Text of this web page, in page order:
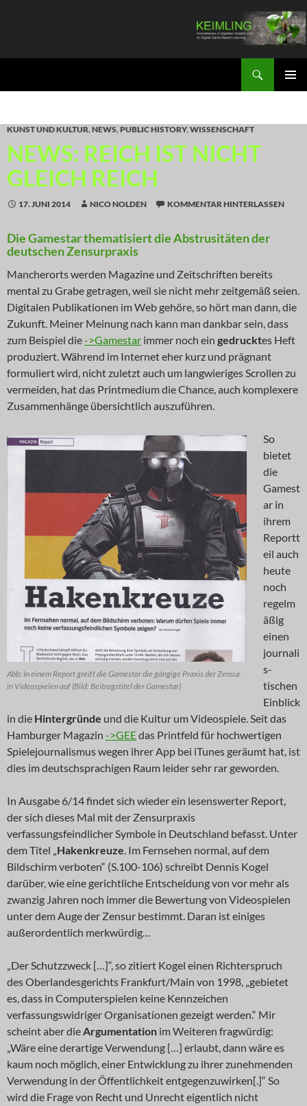
KUNST UND KULTUR,NEWS,PUBLIC HISTORY,WISSENSCHAFT
NEWS: REICH IST NICHT
GLEICH REICH
17. JUNI 2014 NICO NOLDEN KOMMENTAR HINTERLASSEN
Die Gamestar thematisiert die Abstrusitäten der
deutschen Zensurpraxis
Mancherorts werden Magazine und Zeitschriften bereits
mental zu Grabe getragen, weil sie nicht mehr zeitgemäß seien.
Digitalen Publikationen im Web gehöre, so hört man dann, die
Zukunft. Meiner Meinung nach kann man dankbar sein, dass
zum Beispiel die->Gamestar immer noch ein gedrucktes Heft
produziert. Während im Internet eher kurz und prägnant
formuliert wird, nicht zuletzt auch um langwieriges Scrollen zu
vermeiden, hat das Printmedium die Chance, auch komplexere
Zusammenhänge übersichtlich auszuführen.
Abb: In einem Report greift die Gamestar die gängige Praxis der Zensur
in Videospielen auf (Bild: Beitragstitel der Gamestar)
So
bietet
die
Gamest
ar in
ihrem
Reportt
eil auch
heute
noch
regelm
äßig
einen
journali
s-
tischen
Einblick
in die Hintergründe und die Kultur um Videospiele. Seit das
Hamburger Magazin ->GEEdas Printfeld für hochwertigen
Spielejournalismus wegen ihrer App bei iTunes geräumt hat, ist
dies im deutschsprachigen Raum leider sehr rar geworden.
In Ausgabe 6/14 findet sich wieder ein lesenswerter Report,
der sich dieses Mal mit der Zensurpraxis
verfassungsfeindlicher Symbole in Deutschland befasst. Unter
dem Titel „Hakenkreuze. Im Fernsehen normal, auf dem
Bildschirm verboten“ (S.100-106) schreibt Dennis Kogel
darüber, wie eine gerichtliche Entscheidung von vor mehr als
zwanzig Jahren noch immer die Bewertung von Videospielen
unter dem Auge der Zensur bestimmt. Daran ist einiges
außerordentlich merkwürdig…
„Der Schutzzweck […]“, so zitiert Kogel einen Richterspruch
des Oberlandesgerichts Frankfurt/Main von 1998, „gebietet
es, dass in Computerspielen keine Kennzeichen
verfassungswidriger Organisationen gezeigt werden.“ Mir
scheint aber dieArgumentation im Weiteren fragwürdig:
„Wäre eine derartige Verwendung […] erlaubt, dann wäre es
kaum noch möglich, einer Entwicklung zu ihrer zunehmenden
Verwendung in der Öffentlichkeit entgegenzuwirken[.]“ So
wird die Frage von Recht und Unrecht eigentlich nicht